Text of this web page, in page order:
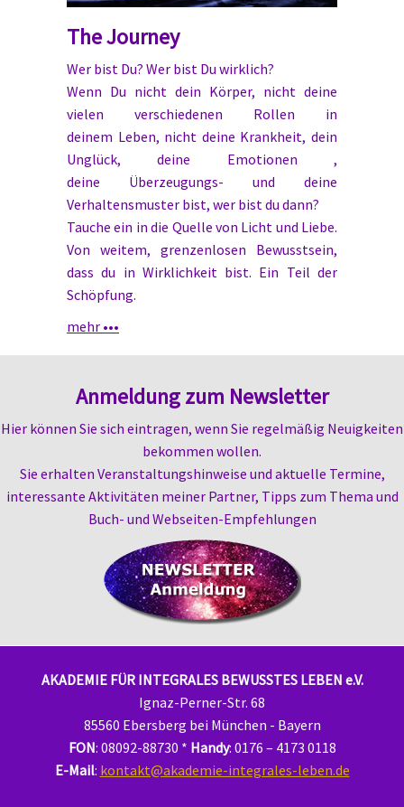
The Journey
Wer bist Du? Wer bist Du wirklich?
Wenn Du nicht dein Körper, nicht deine
vielen verschiedenen Rollen in
deinem Leben, nicht deine Krankheit, dein
Unglück, deine Emotionen ,
deine Überzeugungs- und deine
Verhaltensmuster bist, wer bist du dann?
Tauche ein in die Quelle von Licht und Liebe.
Von weitem, grenzenlosen Bewusstsein,
dass du in Wirklichkeit bist. Ein Teil der
Schöpfung.
mehr •••
Anmeldung zum Newsletter
Hier können Sie sich eintragen, wenn Sie regelmäßig Neuigkeiten
bekommen wollen.
Sie erhalten Veranstaltungshinweise und aktuelle Termine,
interessante Aktivitäten meiner Partner, Tipps zum Thema und
Buch- und Webseiten-Empfehlungen
AKADEMIE FÜR INTEGRALES BEWUSSTES LEBEN e.V.
Ignaz-Perner-Str. 68
85560 Ebersberg bei München - Bayern
FON: 08092-88730 * Handy: 0176 – 4173 0118
E-Mail: kontakt@akademie-integrales-leben.de